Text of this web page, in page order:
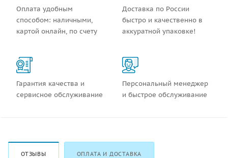
Оплата удобным
способом: наличными,
картой онлайн, по счету
Доставка по России
быстро и качественно в
аккуратной упаковке!
Гарантия качества и
сервисное обслуживание
Персональный менеджер
и быстрое обслуживание
ОТЗЫВЫ ОПЛАТА И ДОСТАВКА